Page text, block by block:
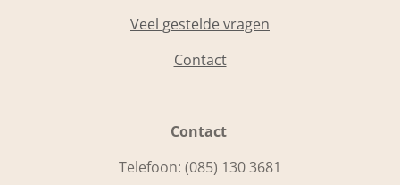
Veel gestelde vragen
Contact
Contact
Telefoon: (085) 130 3681